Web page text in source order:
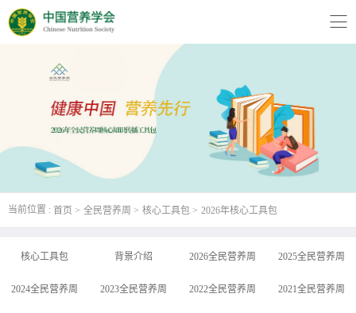
当前位置 : 首页 全民营养周 核心工具包 2026年核心工具包
核心工具包 背景介绍 2026全民营养周 2025全民营养周
2024全民营养周 2023全民营养周 2022全民营养周 2021全民营养周
版权所有：中国营养学会 技术支持: